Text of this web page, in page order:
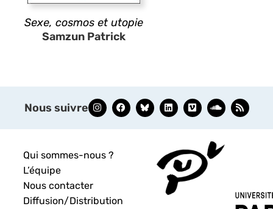
Sexe, cosmos et utopie
Samzun Patrick
Nous suivre
Qui sommes-nous ?
L’équipe
Nous contacter
Diffusion/Distribution